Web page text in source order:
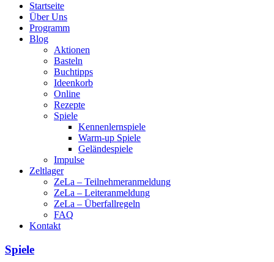
Startseite
Über Uns
Programm
Blog
Aktionen
Basteln
Buchtipps
Ideenkorb
Online
Rezepte
Spiele
Kennenlernspiele
Warm-up Spiele
Geländespiele
Impulse
Zeltlager
ZeLa – Teilnehmeranmeldung
ZeLa – Leiteranmeldung
ZeLa – Überfallregeln
FAQ
Kontakt
Spiele